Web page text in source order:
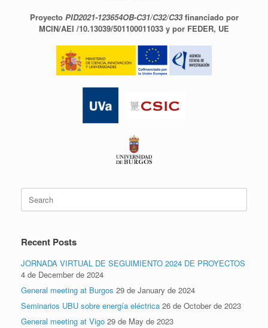
Proyecto PID2021-123654OB-C31/C32/C33financiado por
MCIN/AEI /10.13039/501100011033 y por FEDER, UE
Search
for:
Recent Posts
JORNADA VIRTUAL DE SEGUIMIENTO 2024 DE PROYECTOS
4 de December de 2024
General meeting at Burgos 29 de January de 2024
Seminarios UBU sobre energía eléctrica 26 de October de 2023
General meeting at Vigo 29 de May de 2023